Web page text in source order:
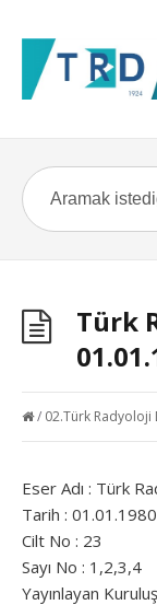
Türk
/ 02.Türk Radyoloji
Eser Adı : Türk
Tarih : 01.01.1980
Cilt No : 23
Sayı No : 1,2,3,4
Yayınlayan